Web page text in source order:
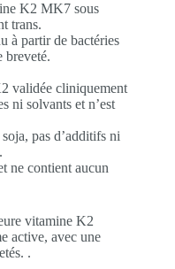
K2 MK7 sous
trans.
à partir de bactéries
breveté.
validée cliniquement
ni solvants et n’est
pas d’additifs ni
ne contient aucun
vitamine K2
active, avec une
.